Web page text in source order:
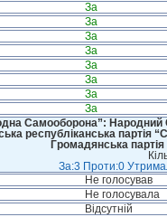
За
За
За
За
За
За
За
За
Самооборона”: Народний
республіканська
Громадянська
За:3 Проти:0
Не голосував
Не голосувала
Відсутній